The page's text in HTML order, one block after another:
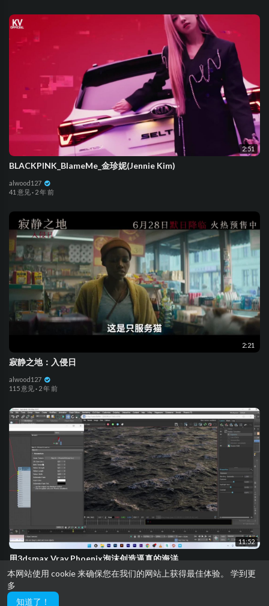
本网站使用 cookie 来确保您在我们的网站上获得最佳体验。 学到更
多
知道了！
2:51
BLACKPINK_BlameMe_金珍妮(Jennie Kim)
alwood127
41 意见 · 2 年 前
2:21
寂静之地：入侵日
alwood127
115 意见· 2 年 前
11:52
用3dsmax Vray Phoenix泡沫创造逼真的海洋
alwood127
102 意见